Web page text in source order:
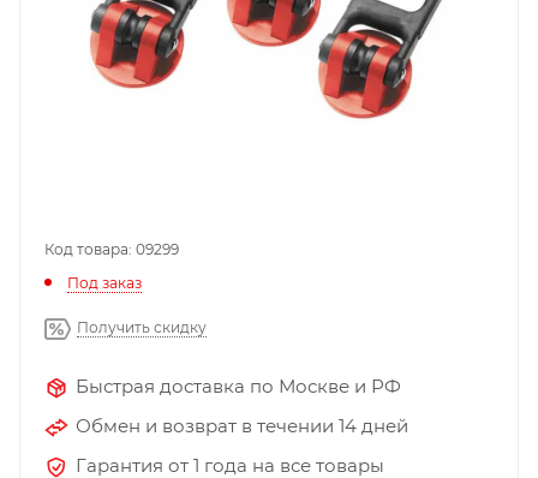
Код товара: 09299
Под заказ
Получить скидку
Быстрая доставка по Москве и РФ
Обмен и возврат в течении 14 дней
Гарантия от 1 года на все товары